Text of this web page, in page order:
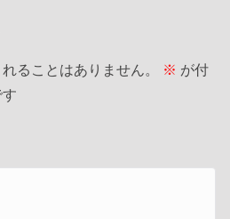
ることはありません。 ※ が付